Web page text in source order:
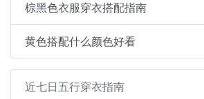
棕黑色衣服穿衣搭配指南
黄色搭配什么颜色好看
近七日五行穿衣指南